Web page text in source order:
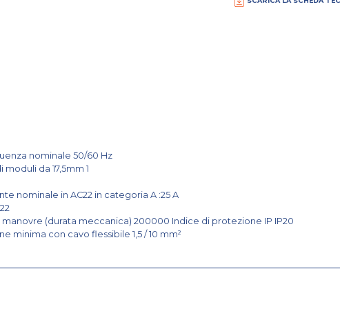
nominale 50/60 Hz
da 17,5mm 1
nominale in AC22 in categoria A :25 A
(durata meccanica) 200000 Indice di protezione IP IP20
minima con cavo flessibile 1,5 / 10 mm²